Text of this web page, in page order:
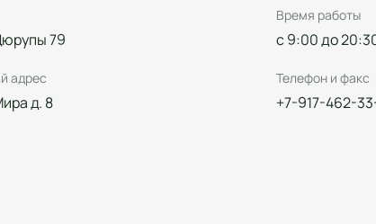
79
адрес
д. 8
Время работы
с 9:00 до
Телефон и факс
+7-917-462-